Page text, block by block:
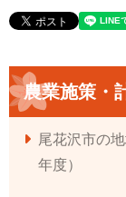
農業施策・
尾花沢市の
年度）